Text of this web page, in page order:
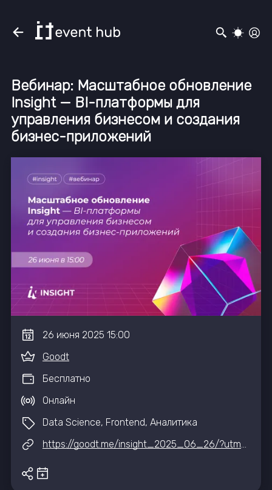
Вебинар: Масштабное обновление
Insight — BI-платформы для
управления бизнесом и создания
бизнес-приложений
26 июня 2025 15:00
Goodt
Бесплатно
Онлайн
Data Science, Frontend, Аналитика
https://goodt.me/insight_2025_06_26/?utm_source=itevents&utm_medium=site&utm_campaign=post_122